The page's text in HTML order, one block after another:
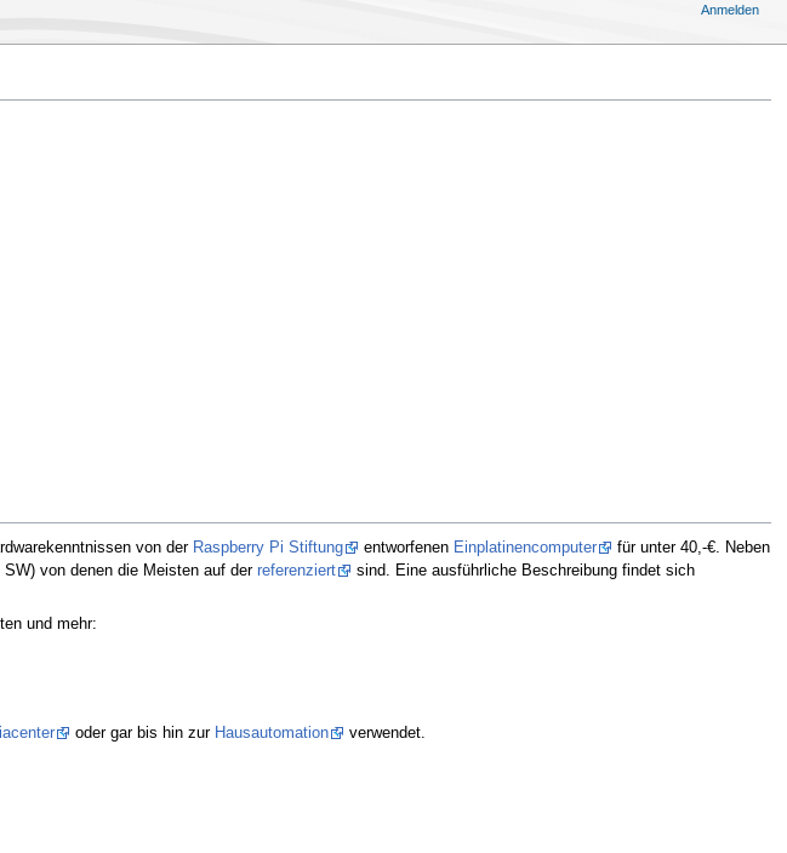
von der Raspberry Pi Stiftung entworfenen Einplatinencomputer
für unter 40,-€. Neben
von denen die Meisten auf der referenziert
sind. Eine ausführliche Beschreibung findet sich
und mehr:
oder gar bis hin zur Hausautomation verwendet.
Anmelden